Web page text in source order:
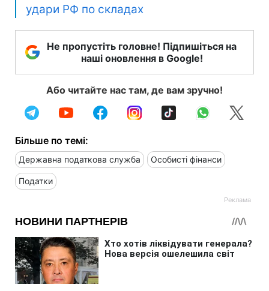
удари РФ по складах
Не пропустіть головне! Підпишіться на
наші оновлення в Google!
Або читайте нас там, де вам зручно!
Більше по темі:
Державна податкова служба Особисті фінанси
Податки